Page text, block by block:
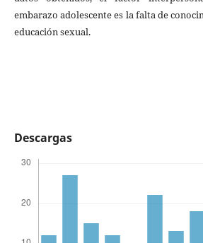
embarazo adolescente es la falta de
educación sexual.
Descargas